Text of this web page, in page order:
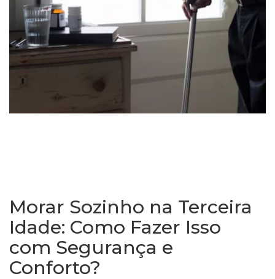
Morar Sozinho na Terceira
Idade: Como Fazer Isso
com Segurança e
Conforto?